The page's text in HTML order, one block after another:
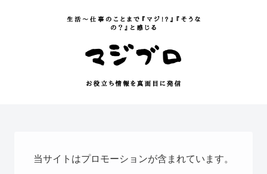
当サイトはプロモーションが含まれています。